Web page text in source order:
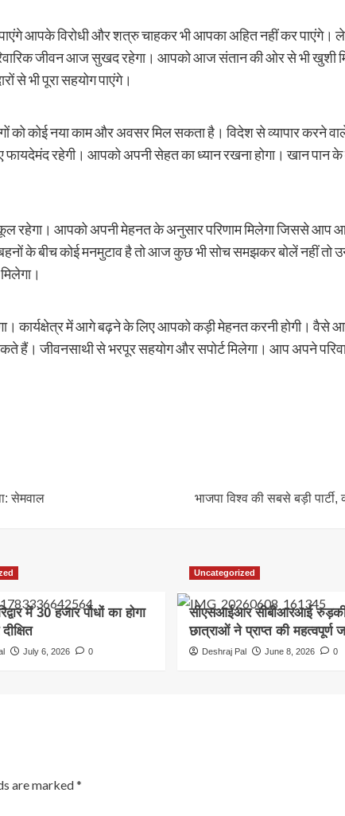
आपके विरोधी और शत्रु चाहकर भी आपका अहित नहीं कर पाएंगे।
जीवन आज सुखद रहेगा। आपको आज संतान की ओर से भी खुशी
भी पूरा सहयोग पाएंगे।
को कोई नया काम और अवसर मिल सकता है। विदेश से व्यापार
फायदेमंद रहेगी। आपको अपनी सेहत का ध्यान रखना होगा। खान
रहेगा। आपको अपनी मेहनत के अनुसार परिणाम मिलेगा जिससे आप
के बीच कोई मनमुटाव है तो आज कुछ भी सोच समझकर बोलें नहीं
कार्यक्षेत्र में आगे बढ़ने के लिए आपको कड़ी मेहनत करनी होगी। वैसे
हैं। जीवनसाथी से भरपूर सहयोग और सपोर्ट मिलेगा। आप अपने
सेमवाल
भाजपा विश्व की सबसे बड़ी
में 30 हजार पौधों का होगा
July 6, 2026 0
Uncategorized
सीएसआईआर सीबीआरआई
छात्राओं ने प्राप्त की महत्वपूर्ण
Deshraj Pal June 8, 2026 0
are marked*